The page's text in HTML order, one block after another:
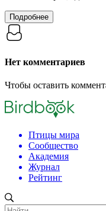
Подробнее
Нет комментариев
Чтобы оставить
Птицы мира
Сообщество
Академия
Журнал
Рейтинг